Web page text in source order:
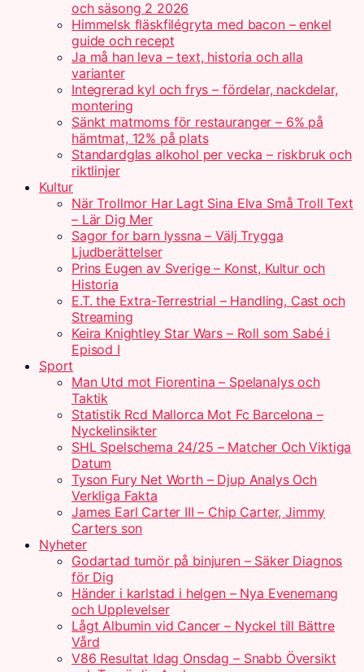
och säsong 2 2026
Himmelsk fläskfilégryta med bacon – enkel
guide och recept
Ja må han leva – text, historia och alla
varianter
Integrerad kyl och frys – fördelar, nackdelar,
montering
Sänkt matmoms för restauranger – 6% på
hämtmat, 12% på plats
Standardglas alkohol per vecka – riskbruk och
riktlinjer
Kultur
När Trollmor Har Lagt Sina Elva Små Troll Text
– Lär Dig Mer
Sagor for barn lyssna – Välj Trygga
Ljudberättelser
Prins Eugen av Sverige – Konst, Kultur och
Historia
E.T. the Extra-Terrestrial – Handling, Cast och
Streaming
Keira Knightley Star Wars – Roll som Sabé i
Episod I
Sport
Man Utd mot Fiorentina – Spelanalys och
Taktik
Statistik Rcd Mallorca Mot Fc Barcelona –
Nyckelinsikter
SHL Spelschema 24/25 – Matcher Och Viktiga
Datum
Tyson Fury Net Worth – Djup Analys Och
Verkliga Fakta
James Earl Carter III – Chip Carter, Jimmy
Carters son
Nyheter
Godartad tumör på binjuren – Säker Diagnos
för Dig
Händer i karlstad i helgen – Nya Evenemang
och Upplevelser
Lågt Albumin vid Cancer – Nyckel till Bättre
Vård
V86 Resultat Idag Onsdag – Snabb Översikt